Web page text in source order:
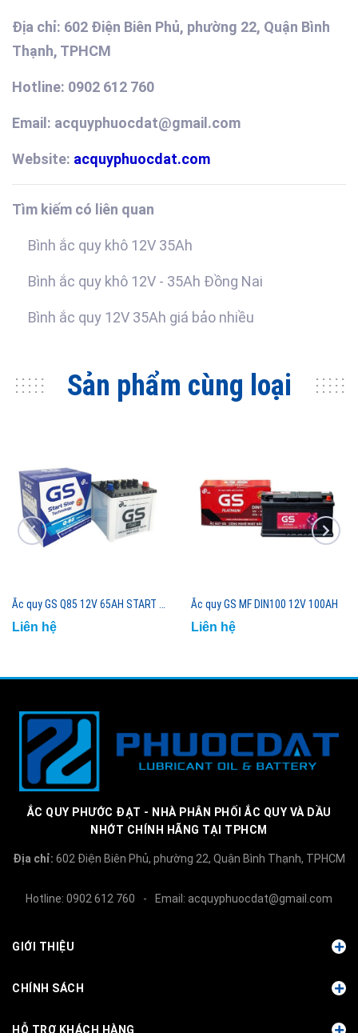
Địa chỉ: 602 Điện Biên Phủ, phường 22, Quận Bình
Thạnh, TPHCM
Hotline: 0902 612 760
Email: acquyphuocdat@gmail.com
Website: acquyphuocdat.com
Tìm kiếm có liên quan
Bình ắc quy khô 12V 35Ah
Bình ắc quy khô 12V - 35Ah Đồng Nai
Bình ắc quy 12V 35Ah giá bảo nhiều
Sản phẩm cùng loại
Liên hệ
Ắc quy GS MF DIN100 12V 100AH
Liên hệ
ẮC QUY PHƯỚC ĐẠT - NHÀ PHÂN PHỐI ẮC QUY VÀ DẦU
NHỚT CHÍNH HÃNG TẠI TPHCM
Địa chỉ: 602 Điện Biên Phủ, phường 22, Quận Bình Thạnh, TPHCM
Hotline: 0902 612 760 - Email: acquyphuocdat@gmail.com
GIỚI THIỆU
CHÍNH SÁCH
HỖ TRỢ KHÁCH HÀNG